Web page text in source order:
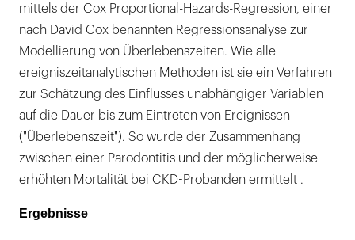
mittels der Cox Proportional-Hazards-Regression, einer
nach David Cox benannten Regressionsanalyse zur
Modellierung von Überlebenszeiten. Wie alle
ereigniszeitanalytischen Methoden ist sie ein Verfahren
zur Schätzung des Einflusses unabhängiger Variablen
auf die Dauer bis zum Eintreten von Ereignissen
("Überlebenszeit"). So wurde der Zusammenhang
zwischen einer Parodontitis und der möglicherweise
erhöhten Mortalität bei CKD-Probanden ermittelt .
Ergebnisse